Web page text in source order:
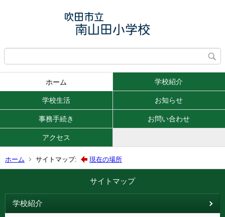
ホーム 学校紹介
学校生活 お知らせ
事務手続き お問い合わせ
アクセス
ホーム サイトマップ: 現在の場所
サイトマップ
学校紹介